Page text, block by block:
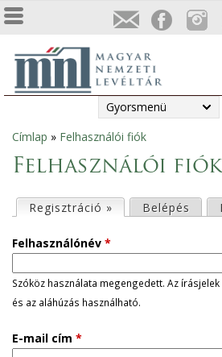
Gyorsmenü
Jelenlegi
hely
Címlap » Felhasználói fiók
Felhasználói fiók
l
s
ő
d
Regisztráció » (aktív fül)
Belépés
Felhasználónév *
Szóköz használata megengedett. Az
és az aláhúzás használható.
E-mail cím *